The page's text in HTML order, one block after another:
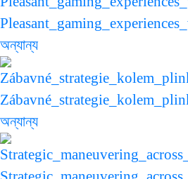
অন্যান্য
অন্যান্য